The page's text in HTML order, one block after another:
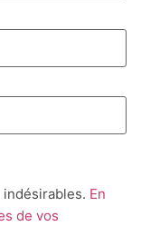
En
de vos